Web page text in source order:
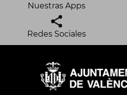
Nuestras Apps
Redes Sociales